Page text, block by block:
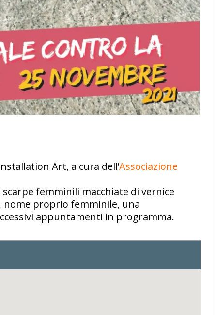
Art, a cura dell’Associazione
femminili macchiate di vernice
nome proprio femminile, una
appuntamenti in programma.